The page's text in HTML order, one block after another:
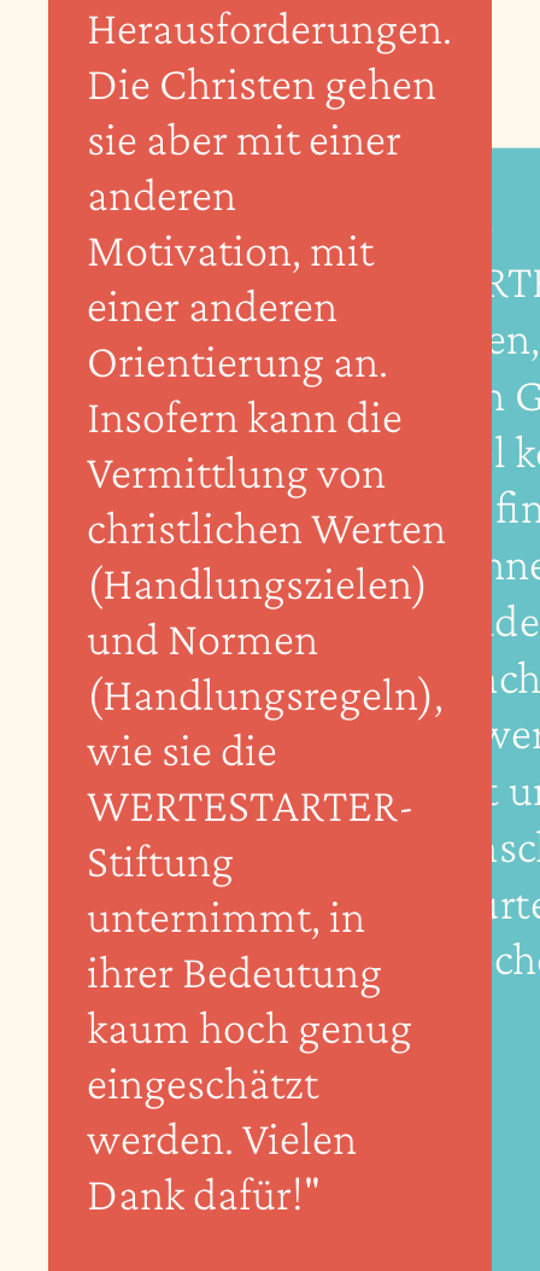
Herausforderungen.
Die Christen gehen
sie aber mit einer
anderen
Motivation, mit
einer anderen
Orientierung an.
Insofern kann die
Vermittlung von
christlichen Werten
(Handlungszielen)
und Normen
(Handlungsregeln),
wie sie die
WERTESTARTER-
Stiftung
unternimmt, in
ihrer Bedeutung
kaum hoch genug
eingeschätzt
werden. Vielen
Dank dafür!"
"Die
auch
Spiel
Das
Gott